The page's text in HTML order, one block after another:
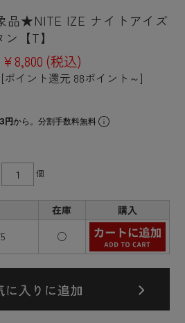
品★NITE IZE ナイトアイズ
【T】
¥8,800 (税込)
[ポイント還元 88ポイント～]
円から。分割手数料無料
個
在庫
購入
○